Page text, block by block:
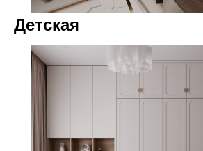
Детская